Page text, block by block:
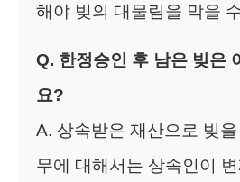
해야 빚의 대물림을 막을
Q. 한정승인 후 남은 빚은
요?
A. 상속받은 재산으로 빚
무에 대해서는 상속인이